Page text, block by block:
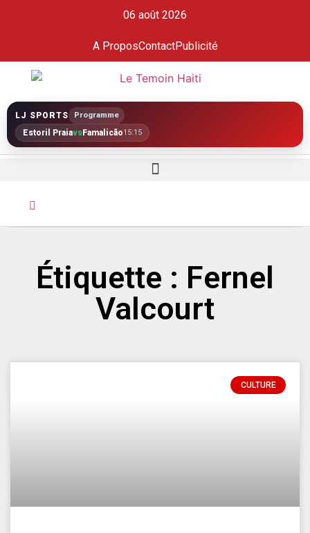
06 août 2026
A ProposContactPublicité
LJ SPORTS Programme
Estoril PraiavsFamalicão15:15
Étiquette : Fernel
Valcourt
CULTURE